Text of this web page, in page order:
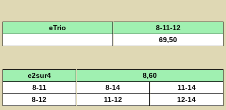
eTrio
8-11-12
69,50
e2sur4
8,60
8-11
8-14
11-14
8-12
11-12 12-14